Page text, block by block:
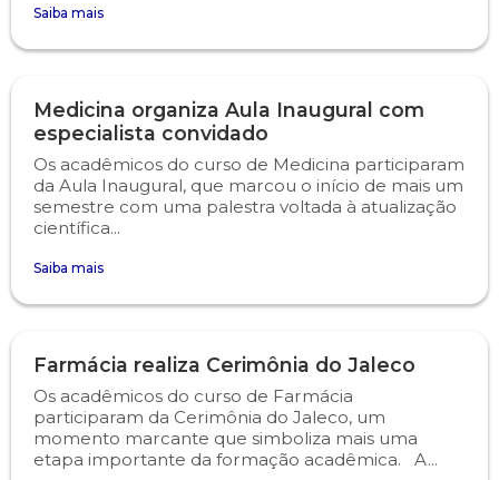
Saiba mais
Medicina organiza Aula Inaugural com
especialista convidado
Os acadêmicos do curso de Medicina participaram
da Aula Inaugural, que marcou o início de mais um
semestre com uma palestra voltada à atualização
científica...
Saiba mais
Farmácia realiza Cerimônia do Jaleco
Os acadêmicos do curso de Farmácia
participaram da Cerimônia do Jaleco, um
momento marcante que simboliza mais uma
etapa importante da formação acadêmica. A...
Publicidade e Propaganda
Seguro Escolar
Sapien
Simulado Preparatório
Revistas Campo Real
WhatsApp Campo Real